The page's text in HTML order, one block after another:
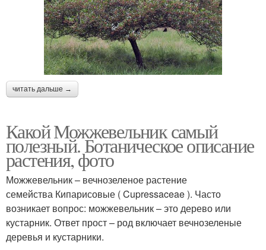
читать дальше →
Какой Можжевельник самый
полезный. Ботаническое описание
растения, фото
Можжевельник – вечнозеленое растение
семейства Кипарисовые ( Cupressaceae ). Часто
возникает вопрос: можжевельник – это дерево или
кустарник. Ответ прост – род включает вечнозеленые
деревья и кустарники.